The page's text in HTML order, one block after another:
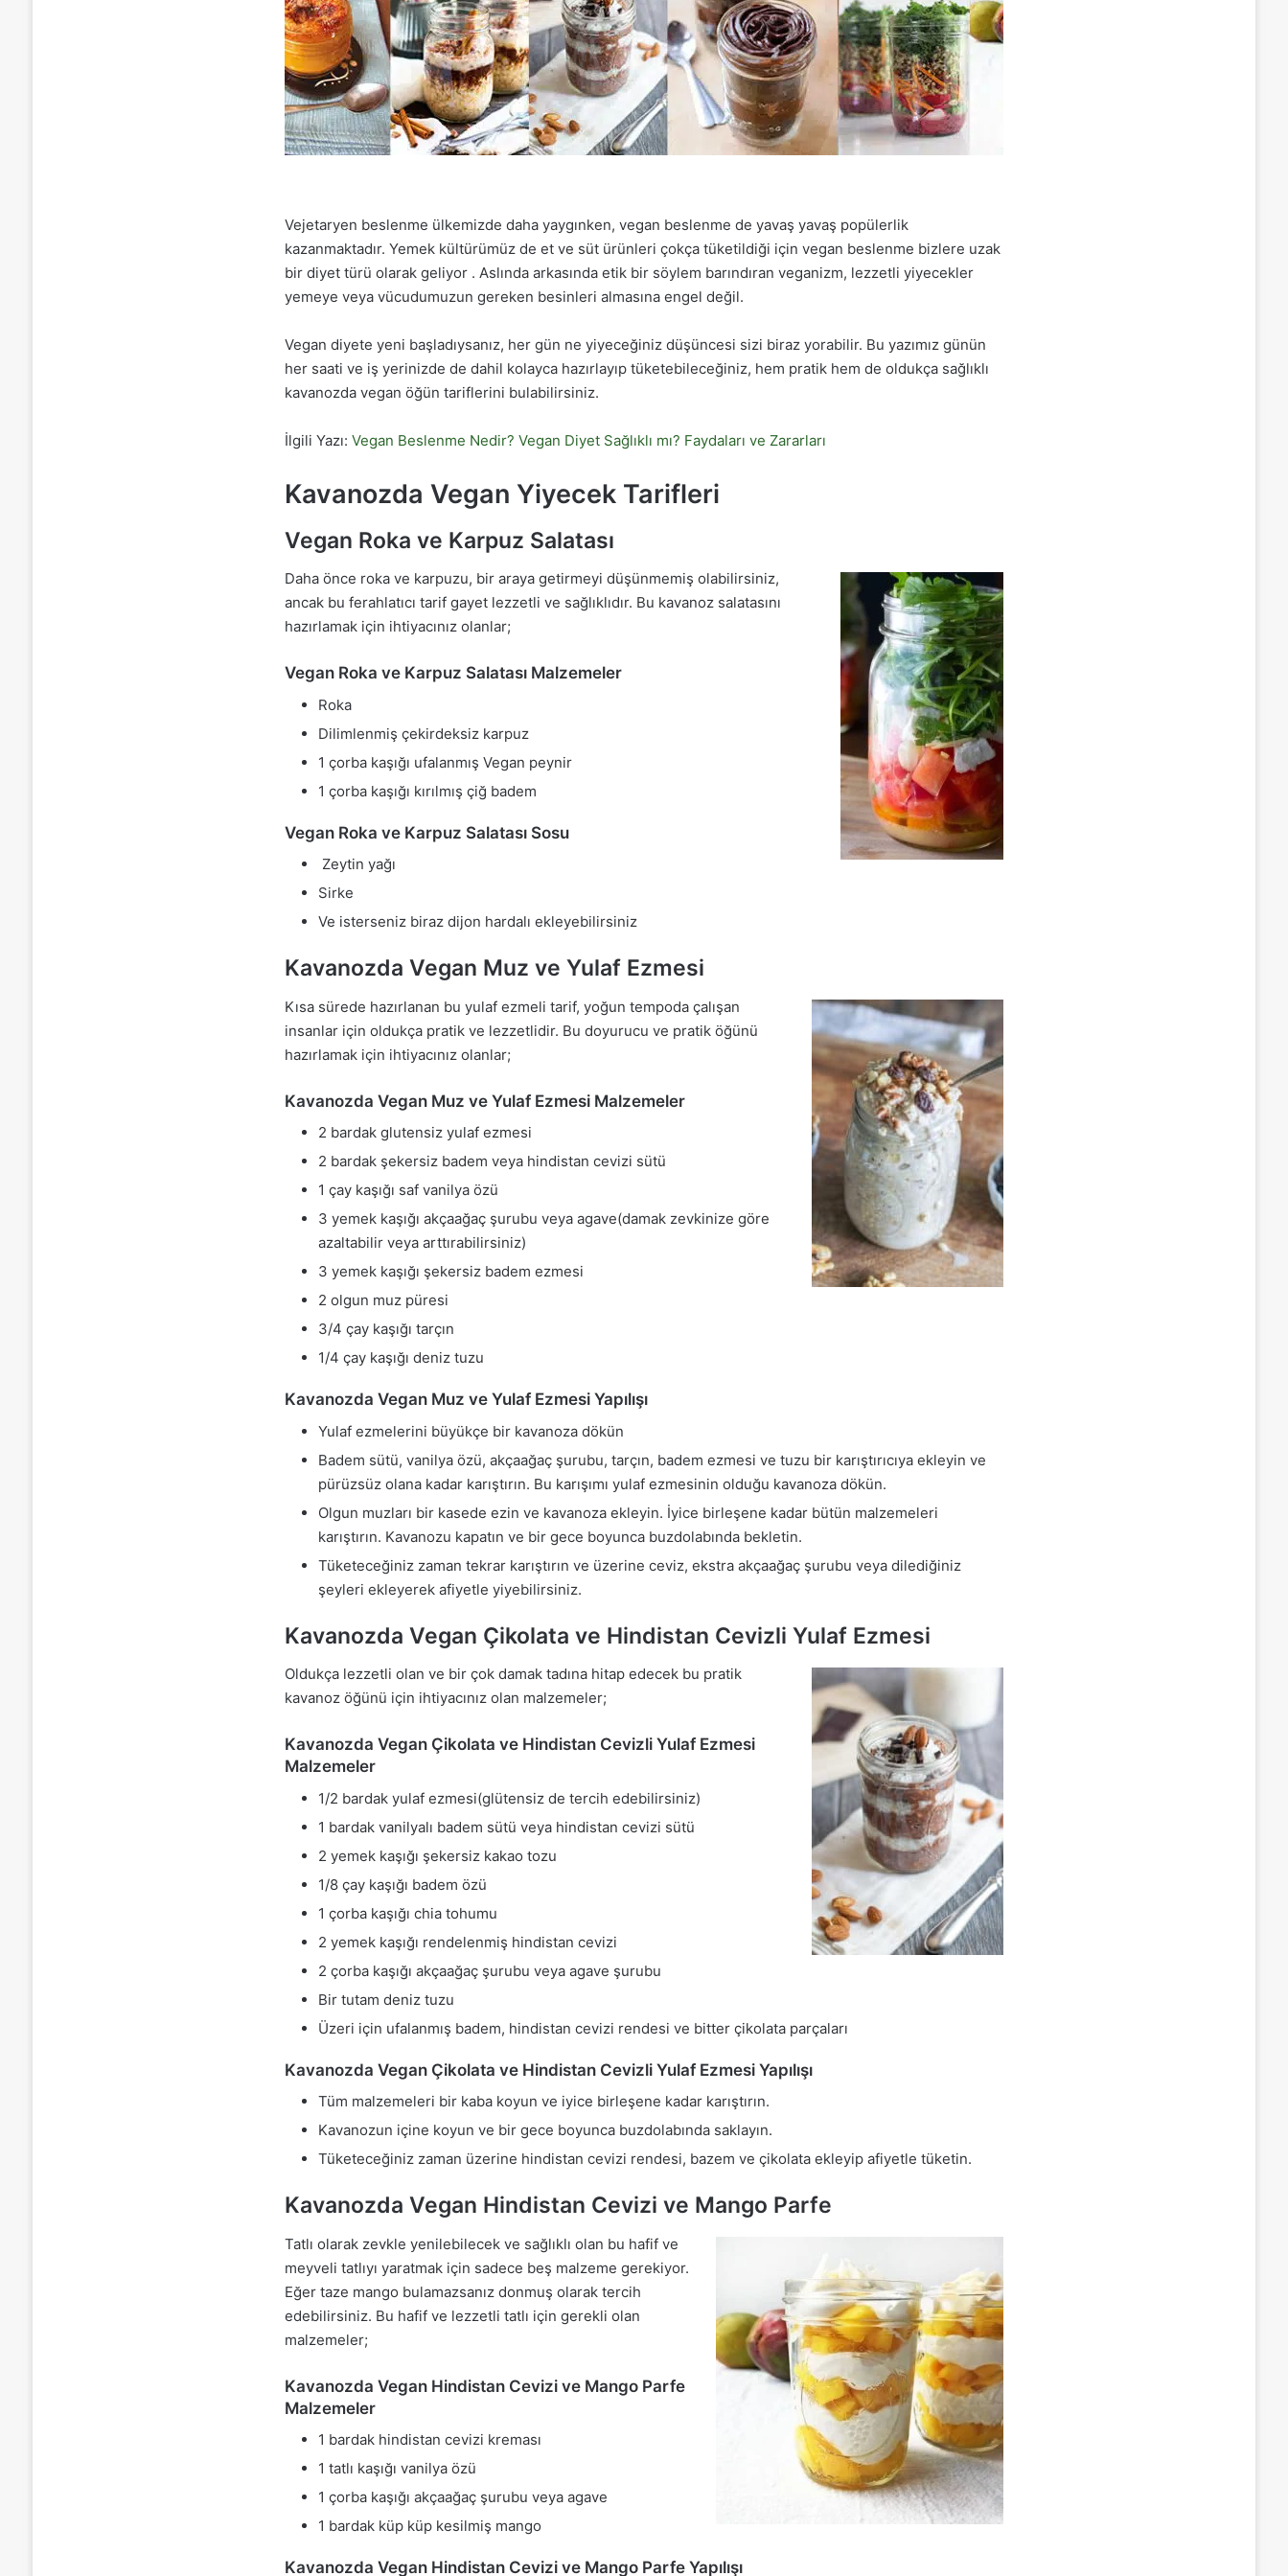
Vejetaryen beslenme ülkemizde daha yaygınken, vegan beslenme de yavaş yavaş popülerlik
kazanmaktadır. Yemek kültürümüz de et ve süt ürünleri çokça tüketildiği için vegan beslenme bizlere uzak
bir diyet türü olarak geliyor . Aslında arkasında etik bir söylem barındıran veganizm, lezzetli yiyecekler
yemeye veya vücudumuzun gereken besinleri almasına engel değil.
Vegan diyete yeni başladıysanız, her gün ne yiyeceğiniz düşüncesi sizi biraz yorabilir. Bu yazımız günün
her saati ve iş yerinizde de dahil kolayca hazırlayıp tüketebileceğiniz, hem pratik hem de oldukça sağlıklı
kavanozda vegan öğün tariflerini bulabilirsiniz.
İlgili Yazı: Vegan Beslenme Nedir? Vegan Diyet Sağlıklı mı? Faydaları ve Zararları
Kavanozda Vegan Yiyecek Tarifleri
Vegan Roka ve Karpuz Salatası
Daha önce roka ve karpuzu, bir araya getirmeyi düşünmemiş olabilirsiniz,
ancak bu ferahlatıcı tarif gayet lezzetli ve sağlıklıdır. Bu kavanoz salatasını
hazırlamak için ihtiyacınız olanlar;
Vegan Roka ve Karpuz Salatası Malzemeler
Roka
Dilimlenmiş çekirdeksiz karpuz
1 çorba kaşığı ufalanmış Vegan peynir
1 çorba kaşığı kırılmış çiğ badem
Vegan Roka ve Karpuz Salatası Sosu
Zeytin yağı
Sirke
Ve isterseniz biraz dijon hardalı ekleyebilirsiniz
Kavanozda Vegan Muz ve Yulaf Ezmesi
Kısa sürede hazırlanan bu yulaf ezmeli tarif, yoğun tempoda çalışan
insanlar için oldukça pratik ve lezzetlidir. Bu doyurucu ve pratik öğünü
hazırlamak için ihtiyacınız olanlar;
Kavanozda Vegan Muz ve Yulaf Ezmesi Malzemeler
2 bardak glutensiz yulaf ezmesi
2 bardak şekersiz badem veya hindistan cevizi sütü
1 çay kaşığı saf vanilya özü
3 yemek kaşığı akçaağaç şurubu veya agave(damak zevkinize göre
azaltabilir veya arttırabilirsiniz)
3 yemek kaşığı şekersiz badem ezmesi
2 olgun muz püresi
3/4 çay kaşığı tarçın
1/4 çay kaşığı deniz tuzu
Kavanozda Vegan Muz ve Yulaf Ezmesi Yapılışı
Yulaf ezmelerini büyükçe bir kavanoza dökün
Badem sütü, vanilya özü, akçaağaç şurubu, tarçın, badem ezmesi ve tuzu bir karıştırıcıya ekleyin ve
pürüzsüz olana kadar karıştırın. Bu karışımı yulaf ezmesinin olduğu kavanoza dökün.
Olgun muzları bir kasede ezin ve kavanoza ekleyin. İyice birleşene kadar bütün malzemeleri
karıştırın. Kavanozu kapatın ve bir gece boyunca buzdolabında bekletin.
Tüketeceğiniz zaman tekrar karıştırın ve üzerine ceviz, ekstra akçaağaç şurubu veya dilediğiniz
şeyleri ekleyerek afiyetle yiyebilirsiniz.
Kavanozda Vegan Çikolata ve Hindistan Cevizli Yulaf Ezmesi
Oldukça lezzetli olan ve bir çok damak tadına hitap edecek bu pratik
kavanoz öğünü için ihtiyacınız olan malzemeler;
Kavanozda Vegan Çikolata ve Hindistan Cevizli Yulaf Ezmesi
Malzemeler
1/2 bardak yulaf ezmesi(glütensiz de tercih edebilirsiniz)
1 bardak vanilyalı badem sütü veya hindistan cevizi sütü
2 yemek kaşığı şekersiz kakao tozu
1/8 çay kaşığı badem özü
1 çorba kaşığı chia tohumu
2 yemek kaşığı rendelenmiş hindistan cevizi
2 çorba kaşığı akçaağaç şurubu veya agave şurubu
Bir tutam deniz tuzu
Üzeri için ufalanmış badem, hindistan cevizi rendesi ve bitter çikolata parçaları
Kavanozda Vegan Çikolata ve Hindistan Cevizli Yulaf Ezmesi Yapılışı
Tüm malzemeleri bir kaba koyun ve iyice birleşene kadar karıştırın.
Kavanozun içine koyun ve bir gece boyunca buzdolabında saklayın.
Tüketeceğiniz zaman üzerine hindistan cevizi rendesi, bazem ve çikolata ekleyip afiyetle tüketin.
Kavanozda Vegan Hindistan Cevizi ve Mango Parfe
Tatlı olarak zevkle yenilebilecek ve sağlıklı olan bu hafif ve
meyveli tatlıyı yaratmak için sadece beş malzeme gerekiyor.
Eğer taze mango bulamazsanız donmuş olarak tercih
edebilirsiniz. Bu hafif ve lezzetli tatlı için gerekli olan
malzemeler;
Kavanozda Vegan Hindistan Cevizi ve Mango Parfe
Malzemeler
1 bardak hindistan cevizi kreması
1 tatlı kaşığı vanilya özü
1 çorba kaşığı akçaağaç şurubu veya agave
1 bardak küp küp kesilmiş mango
Kavanozda Vegan Hindistan Cevizi ve Mango Parfe Yapılışı